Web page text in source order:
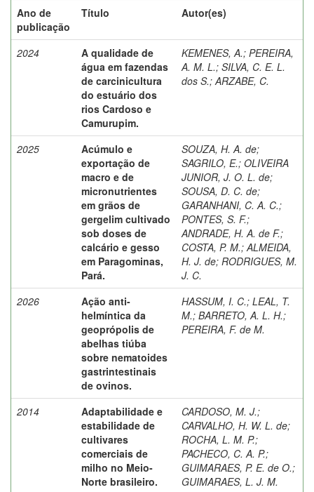
Ano de
publicação
Título Autor(es)
2024
A qualidade de
água em fazendas
de carcinicultura
do estuário dos
rios Cardoso e
Camurupim.
KEMENES, A.; PEREIRA,
A. M. L.; SILVA, C. E. L.
dos S.; ARZABE, C.
2025
Acúmulo e
exportação de
macro e de
micronutrientes
em grãos de
gergelim cultivado
sob doses de
calcário e gesso
em Paragominas,
Pará.
SOUZA, H. A. de;
SAGRILO, E.; OLIVEIRA
JUNIOR, J. O. L. de;
SOUSA, D. C. de;
GARANHANI, C. A. C.;
PONTES, S. F.;
ANDRADE, H. A. de F.;
COSTA, P. M.; ALMEIDA,
H. J. de; RODRIGUES, M.
J. C.
2026
Ação anti-
helmíntica da
geoprópolis de
abelhas tiúba
sobre nematoides
gastrintestinais
de ovinos.
HASSUM, I. C.; LEAL, T.
M.; BARRETO, A. L. H.;
PEREIRA, F. de M.
2014
Adaptabilidade e
estabilidade de
cultivares
comerciais de
milho no Meio-
Norte brasileiro.
CARDOSO, M. J.;
CARVALHO, H. W. L. de;
ROCHA, L. M. P.;
PACHECO, C. A. P.;
GUIMARAES, P. E. de O.;
GUIMARAES, L. J. M.